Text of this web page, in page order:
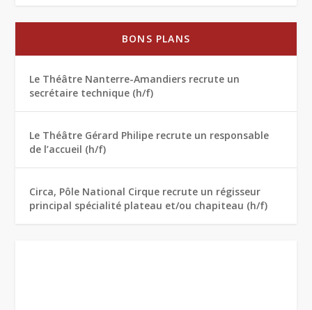
BONS PLANS
Le Théâtre Nanterre-Amandiers recrute un
secrétaire technique (h/f)
Le Théâtre Gérard Philipe recrute un responsable
de l’accueil (h/f)
Circa, Pôle National Cirque recrute un régisseur
principal spécialité plateau et/ou chapiteau (h/f)